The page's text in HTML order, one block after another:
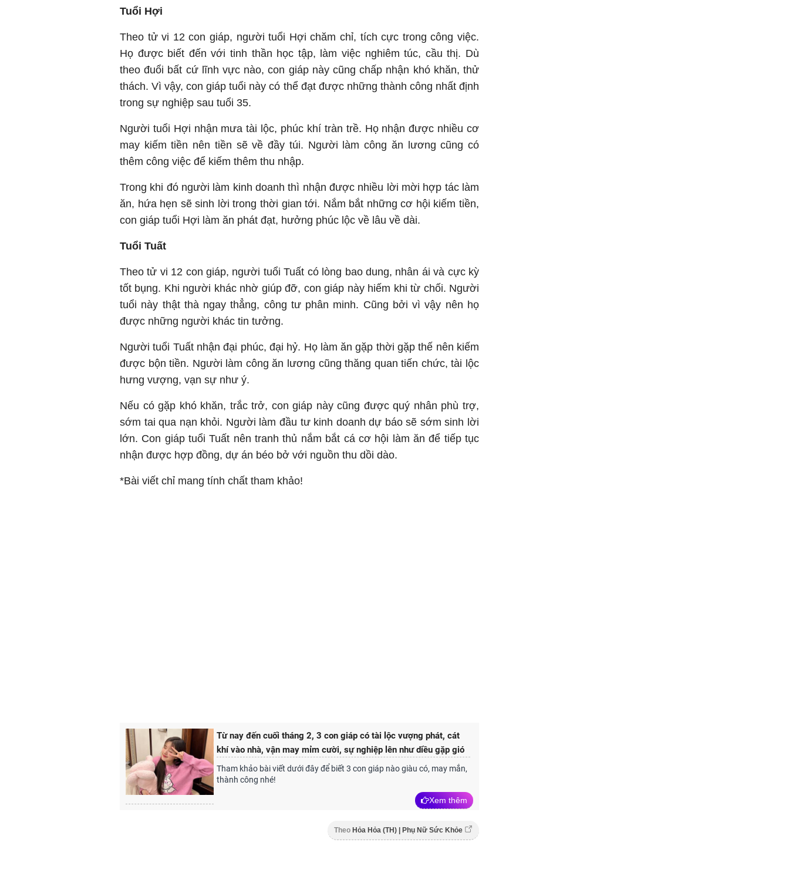
Tuổi Hợi
Theo tử vi 12 con giáp, người tuổi Hợi chăm chỉ, tích cực trong công việc.
Họ được biết đến với tinh thần học tập, làm việc nghiêm túc, cầu thị. Dù
theo đuổi bất cứ lĩnh vực nào, con giáp này cũng chấp nhận khó khăn, thử
thách. Vì vậy, con giáp tuổi này có thể đạt được những thành công nhất định
trong sự nghiệp sau tuổi 35.
Người tuổi Hợi nhận mưa tài lộc, phúc khí tràn trề. Họ nhận được nhiều cơ
may kiếm tiền nên tiền sẽ về đầy túi. Người làm công ăn lương cũng có
thêm công việc để kiếm thêm thu nhập.
Trong khi đó người làm kinh doanh thì nhận được nhiều lời mời hợp tác làm
ăn, hứa hẹn sẽ sinh lời trong thời gian tới. Nắm bắt những cơ hội kiếm tiền,
con giáp tuổi Hợi làm ăn phát đạt, hưởng phúc lộc về lâu về dài.
Tuổi Tuất
Theo tử vi 12 con giáp, người tuổi Tuất có lòng bao dung, nhân ái và cực kỳ
tốt bụng. Khi người khác nhờ giúp đỡ, con giáp này hiếm khi từ chối. Người
tuổi này thật thà ngay thẳng, công tư phân minh. Cũng bởi vì vậy nên họ
được những người khác tin tưởng.
Người tuổi Tuất nhận đại phúc, đại hỷ. Họ làm ăn gặp thời gặp thế nên kiếm
được bộn tiền. Người làm công ăn lương cũng thăng quan tiến chức, tài lộc
hưng vượng, vạn sự như ý.
Nếu có gặp khó khăn, trắc trở, con giáp này cũng được quý nhân phù trợ,
sớm tai qua nạn khỏi. Người làm đầu tư kinh doanh dự báo sẽ sớm sinh lời
lớn. Con giáp tuổi Tuất nên tranh thủ nắm bắt cá cơ hội làm ăn để tiếp tục
nhận được hợp đồng, dự án béo bở với nguồn thu dồi dào.
*Bài viết chỉ mang tính chất tham khảo!
Từ nay đến cuối tháng 2, 3 con giáp có tài lộc vượng phát, cát
khí vào nhà, vận may mỉm cười, sự nghiệp lên như diều gặp gió
Tham khảo bài viết dưới đây để biết 3 con giáp nào giàu có, may mắn,
thành công nhé!
Xem thêm
Theo Hỏa Hỏa (TH) | Phụ Nữ Sức Khỏe